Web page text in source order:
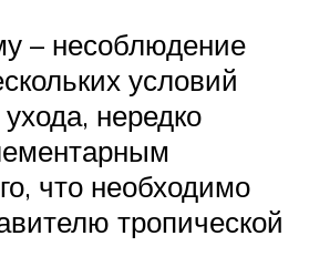
– несоблюдение
условий
нередко
что необходимо
тропической